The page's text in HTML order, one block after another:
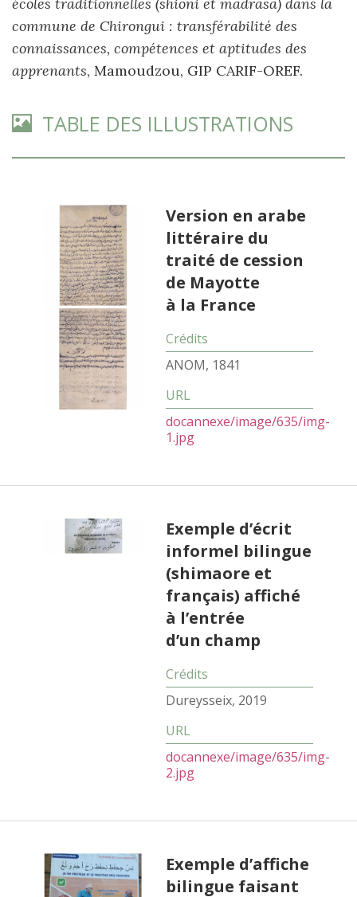
écoles traditionnelles (shioni et madrasa) dans la
commune de Chirongui : transférabilité des
connaissances, compétences et aptitudes des
apprenants, Mamoudzou, GIP CARIF-OREF.
TABLE DES ILLUSTRATIONS
Version en arabe
littéraire du
traité de cession
de Mayotte
à la France
ANOM, 1841
docannexe/image/635/img-
1.jpg
Exemple d’écrit
informel bilingue
(shimaore et
français) affiché
à l’entrée
d’un champ
Dureysseix, 2019
docannexe/image/635/img-
2.jpg
Exemple d’affiche
bilingue faisant